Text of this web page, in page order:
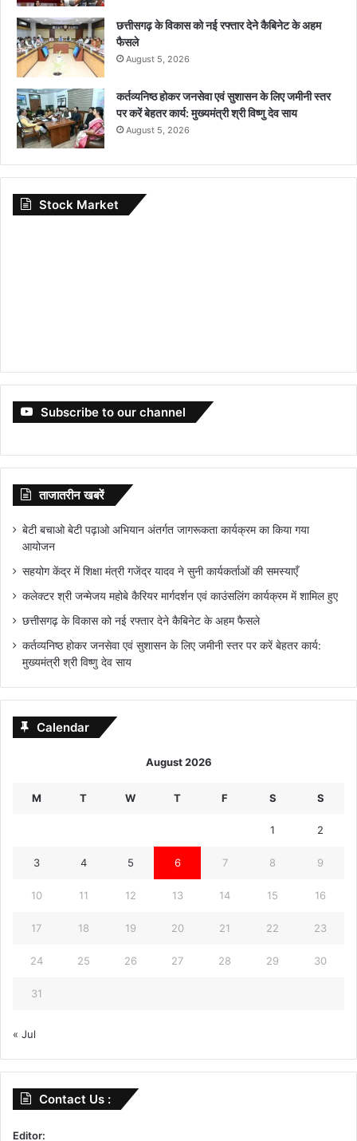
छत्तीसगढ़ के विकास को नई रफ्तार देने कैबिनेट के अहम
फैसले
August 5, 2026
कर्तव्यनिष्ठ होकर जनसेवा एवं सुशासन के लिए जमीनी स्तर
पर करें बेहतर कार्य: मुख्यमंत्री श्री विष्णु देव साय
August 5, 2026
Stock Market
Subscribe to our channel
ताजातरीन खबरें
बेटी बचाओ बेटी पढ़ाओ अभियान अंतर्गत जागरूकता कार्यक्रम का किया गया
आयोजन
सहयोग केंद्र में शिक्षा मंत्री गजेंद्र यादव ने सुनी कार्यकर्ताओं की समस्याएँ
कलेक्टर श्री जन्मेजय महोबे कैरियर मार्गदर्शन एवं काउंसलिंग कार्यक्रम में शामिल हुए
छत्तीसगढ़ के विकास को नई रफ्तार देने कैबिनेट के अहम फैसले
कर्तव्यनिष्ठ होकर जनसेवा एवं सुशासन के लिए जमीनी स्तर पर करें बेहतर कार्य:
मुख्यमंत्री श्री विष्णु देव साय
Calendar
August 2026
M T W T F S S
1 2
3 4 5 6 7 8 9
10 11 12 13 14 15 16
17 18 19 20 21 22 23
24 25 26 27 28 29 30
31
« Jul
Contact Us :
Editor: